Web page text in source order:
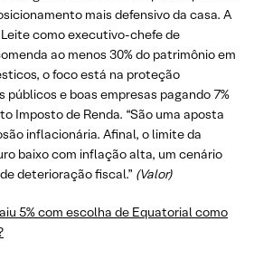
mais defensivo da casa. A
como executivo-chefe de
ao menos 30% do patrimônio em
o foco está na proteção
e boas empresas pagando 7%
Imposto de Renda. “São uma aposta
inflacionária. Afinal, o limite da
baixo com inflação alta, um cenário
deterioração fiscal.” (Valor)
5% com escolha de Equatorial como